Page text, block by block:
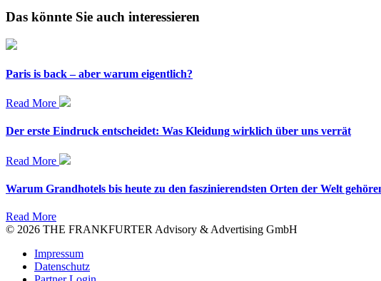
Das könnte Sie auch interessieren
Paris is back – aber warum eigentlich?
Read More
Der erste Eindruck entscheidet: Was Kleidung wirklich über uns verrät
Read More
Warum Grandhotels bis heute zu den faszinierendsten Orten der Welt
Read More
© 2026 THE FRANKFURTER Advisory & Advertising GmbH
Impressum
Datenschutz